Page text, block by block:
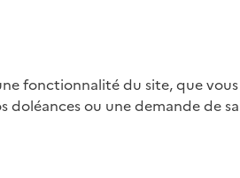
fonctionnalité du site, que
ou une demande de